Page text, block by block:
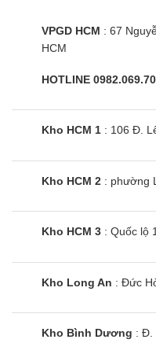
Có khả năng giữ
Ngoài ra, tấm vi
Điều hòa multi treo
được LG tích hợp
Ion
gây hại.
khử trùng và
không khí
tăng cường độ
sử dụng điều hòa.
VPGD HCM : 67
HCM
HOTLINE
Kho HCM 1 : 106 Đ.
Kho HCM 2 : phường
Kho HCM 3 : Quốc lộ
Kho Long An : Đức
Kho Bình Dương : Đ.